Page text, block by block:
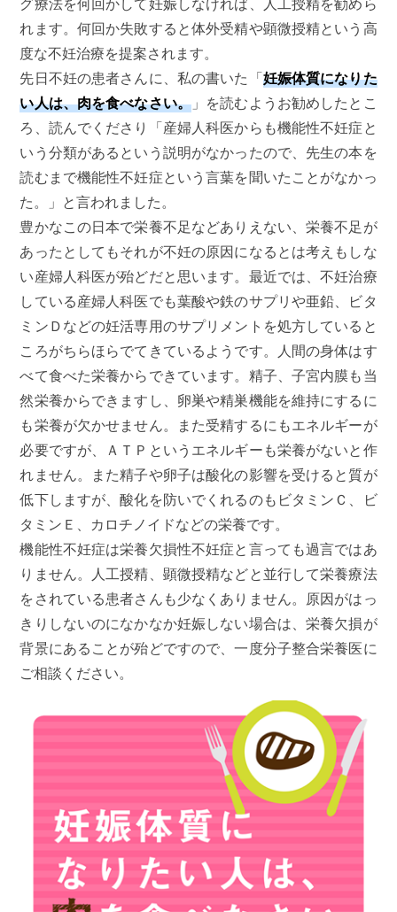
グ療法を何回かして妊娠しなければ、人工授精を勧めら
れます。何回か失敗すると体外受精や顕微授精という高
度な不妊治療を提案されます。
先日不妊の患者さんに、私の書いた「 妊娠体質になりた
い人は、肉を食べなさい。 」を読むようお勧めしたとこ
ろ、読んでくださり「産婦人科医からも機能性不妊症と
いう分類があるという説明がなかったので、先生の本を
読むまで機能性不妊症という言葉を聞いたことがなかっ
た。」と言われました。
豊かなこの日本で栄養不足などありえない、栄養不足が
あったとしてもそれが不妊の原因になるとは考えもしな
い産婦人科医が殆どだと思います。最近では、不妊治療
している産婦人科医でも葉酸や鉄のサプリや亜鉛、ビタ
ミンＤなどの妊活専用のサプリメントを処方していると
ころがちらほらでてきているようです。人間の身体はす
べて食べた栄養からできています。精子、子宮内膜も当
然栄養からできますし、卵巣や精巣機能を維持にするに
も栄養が欠かせません。また受精するにもエネルギーが
必要ですが、ＡＴＰというエネルギーも栄養がないと作
れません。また精子や卵子は酸化の影響を受けると質が
低下しますが、酸化を防いでくれるのもビタミンＣ、ビ
タミンＥ、カロチノイドなどの栄養です。
機能性不妊症は栄養欠損性不妊症と言っても過言ではあ
りません。人工授精、顕微授精などと並行して栄養療法
をされている患者さんも少なくありません。原因がはっ
きりしないのになかなか妊娠しない場合は、栄養欠損が
背景にあることが殆どですので、一度分子整合栄養医に
ご相談ください。